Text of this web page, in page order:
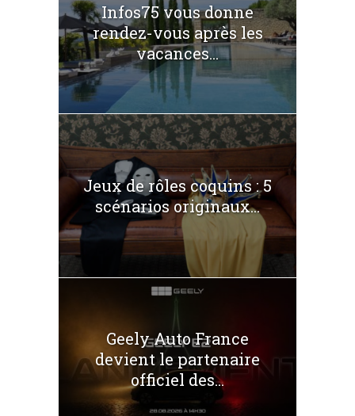
Infos75 vous donne
rendez-vous après les
vacances...
Jeux de rôles coquins : 5
scénarios originaux...
Geely Auto France
devient le partenaire
officiel des...